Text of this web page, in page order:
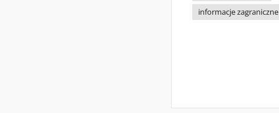
informacje zagraniczne